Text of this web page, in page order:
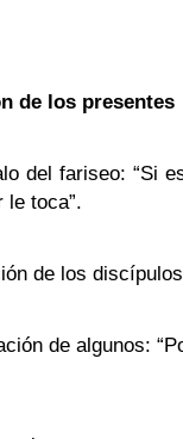
de los presentes
del fariseo: “Si
le toca”.
de los
de algunos: